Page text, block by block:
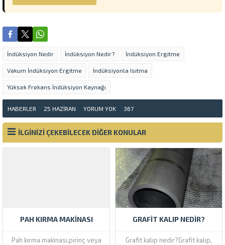
İndüksiyon Nedir İndüksiyon Nedir? İndüksiyon Ergitme
Vakum İndüksiyon Ergitme İndüksiyonla Isıtma
Yüksek Frekans İndüksiyon Kaynağı
HABERLER 25 HAZIRAN YORUM YOK 367
İLGİNİZİ ÇEKEBİLECEK DİĞER KONULAR
PAH KIRMA MAKINASI
Pah kırma makinası,pirinç veya
GRAFIT KALIP NEDIR?
Grafit kalıp nedir?Grafit kalıp,